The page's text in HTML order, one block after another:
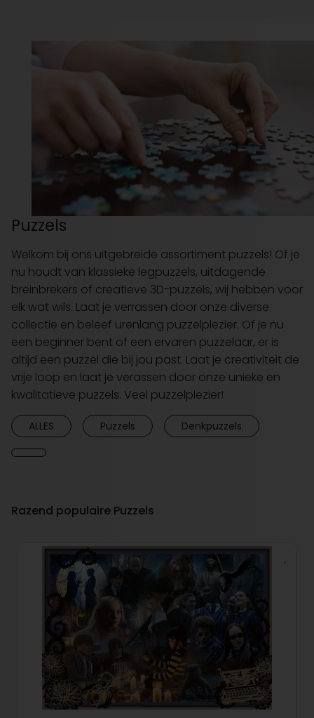
Puzzels
Welkom bij ons uitgebreide assortiment puzzels! Of je
nu houdt van klassieke legpuzzels, uitdagende
breinbrekers of creatieve 3D-puzzels, wij hebben voor
elk wat wils. Laat je verrassen door onze diverse
collectie en beleef urenlang puzzelplezier. Of je nu
een beginner bent of een ervaren puzzelaar, er is
altijd een puzzel die bij jou past. Laat je creativiteit de
vrije loop en laat je verassen door onze unieke en
kwalitatieve puzzels. Veel puzzelplezier!
ALLES Puzzels Denkpuzzels
Razend populaire Puzzels